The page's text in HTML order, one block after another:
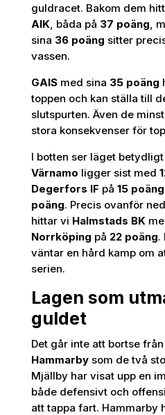
guldracet. Bakom dem
AIK, båda på 37 poäng,
sina 36 poäng sitter
vassen.
GAISmed sina 35 poäng
toppen och kan ställa till
slutspurten. Även de
stora konsekvenser för
I botten ser läget
Värnamo ligger sist med
Degerfors IF på 15 poäng
poäng. Precis ovanför
hittar vi Halmstads BK
Norrköping på 22 poäng.
väntar en hård kamp om
serien.
Lagen som
guldet
Det går inte att bortse från
Hammarbysom de två
Mjällby har visat upp en
både defensivt och
att tappa fart. Hammarby